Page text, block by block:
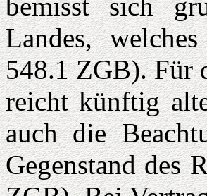
bemisst sich
Landes,
548.1 ZGB). Für
reicht künftig
auch die
Gegenstand des